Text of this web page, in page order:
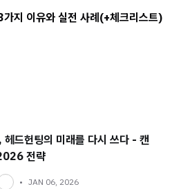
지 이유와 실전 사례(+체크리스트)
드헌팅의 미래를 다시 쓰다 - 캔
전략
JAN 06, 2026